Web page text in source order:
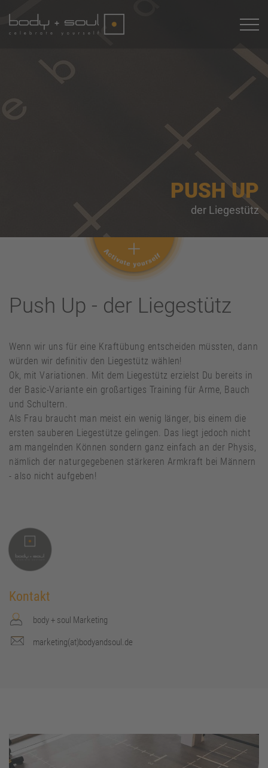
PUSH UP
der Liegestütz
Push Up - der Liegestütz
Wenn wir uns für eine Kraftübung entscheiden müssten, dann
würden wir definitiv den Liegestütz wählen!
Ok, mit Variationen. Mit dem Liegestütz erzielst Du bereits in
der Basic-Variante ein großartiges Training für Arme, Bauch
und Schultern.
Als Frau braucht man meist ein wenig länger, bis einem die
ersten sauberen Liegestütze gelingen. Das liegt jedoch nicht
am mangelnden Können sondern ganz einfach an der Physis,
nämlich der naturgegebenen stärkeren Armkraft bei Männern
- also nicht aufgeben!
Kontakt
body + soul Marketing
marketing(at)bodyandsoul.de